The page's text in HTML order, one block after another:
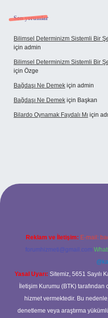
Son yorumlar
Bilimsel Determinizm Sistemli Bir
için admin
Bilimsel Determinizm Sistemli Bir
için Özge
Bağdaşı Ne Demek için admin
Bağdaşı Ne Demek için Başkan
Bilardo Oynamak Faydalı Mı için
Reklam ve İletişim: E-mail:
forumhizmeti@gmail.com
Yasal Uyarı: Sitemiz, 5651 Sayılı
İletişim Kurumu (BTK) tarafından
hizmet vermektedir. Bu
denetleme veya araştırma